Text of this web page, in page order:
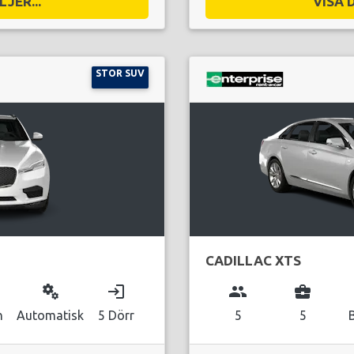
STOR SUV
miscellaneous_services
Automatisk
login
5 Dörr
CADILLAC XTS
group
5
business_center
5